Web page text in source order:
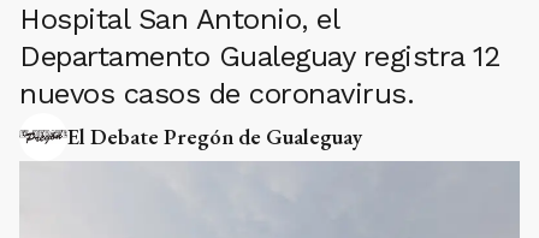
Hospital San Antonio, el
Departamento Gualeguay registra 12
nuevos casos de coronavirus.
El Debate Pregón de Gualeguay